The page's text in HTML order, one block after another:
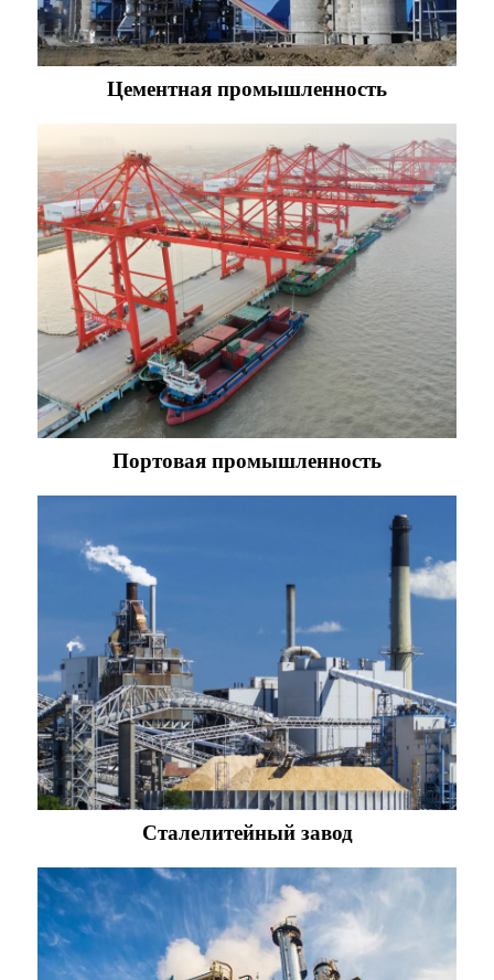
Цементная промышленность
Портовая промышленность
Сталелитейный завод